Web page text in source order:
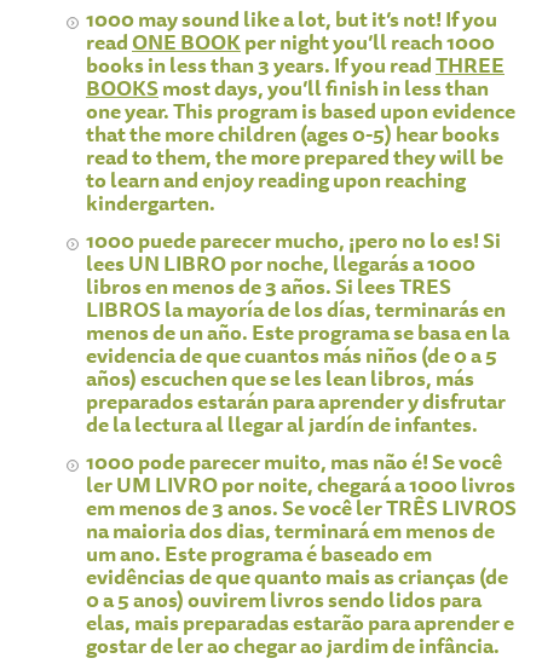
1000 may sound like a lot, but it’s not! If you
readONE BOOKper night you’ll reach 1000
books in less than 3 years. If you readTHREE
BOOKSmost days, you’ll finish in less than
one year. This program is based upon evidence
that the more children (ages 0-5) hear books
read to them, the more prepared they will be
to learn and enjoy reading upon reaching
kindergarten.
1000 puede parecer mucho, ¡pero no lo es! Si
lees UN LIBRO por noche, llegarás a 1000
libros en menos de 3 años. Si lees TRES
LIBROS la mayoría de los días, terminarás en
menos de un año. Este programa se basa en la
evidencia de que cuantos más niños (de 0 a 5
años) escuchen que se les lean libros, más
preparados estarán para aprender y disfrutar
de la lectura al llegar al jardín de infantes.
1000 pode parecer muito, mas não é! Se você
ler UM LIVRO por noite, chegará a 1000 livros
em menos de 3 anos. Se você ler TRÊS LIVROS
na maioria dos dias, terminará em menos de
um ano. Este programa é baseado em
evidências de que quanto mais as crianças (de
0 a 5 anos) ouvirem livros sendo lidos para
elas, mais preparadas estarão para aprender e
gostar de ler ao chegar ao jardim de infância.